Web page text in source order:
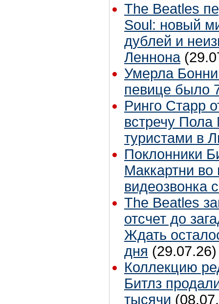
The Beatles
Soul: новый
дублей и
Леннона
Умерла
певице было
Ринго Старр
встречу Пола
туристами в
Поклонники
Маккартни во
видеозвонка
The Beatles
отсчет до
Ждать
дня (29.07.26)
Коллекцию
Битлз
тысячи